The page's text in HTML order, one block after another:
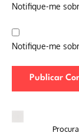
Notifique-me
Notifique-me